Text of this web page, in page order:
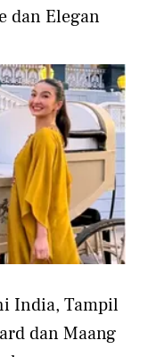
dan Elegan
India, Tampil
dan Maang